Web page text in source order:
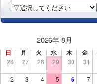
2026年 8月
日 月 火 水 木 金
26 27 28 29 30 31
2 3 4 5 6 7